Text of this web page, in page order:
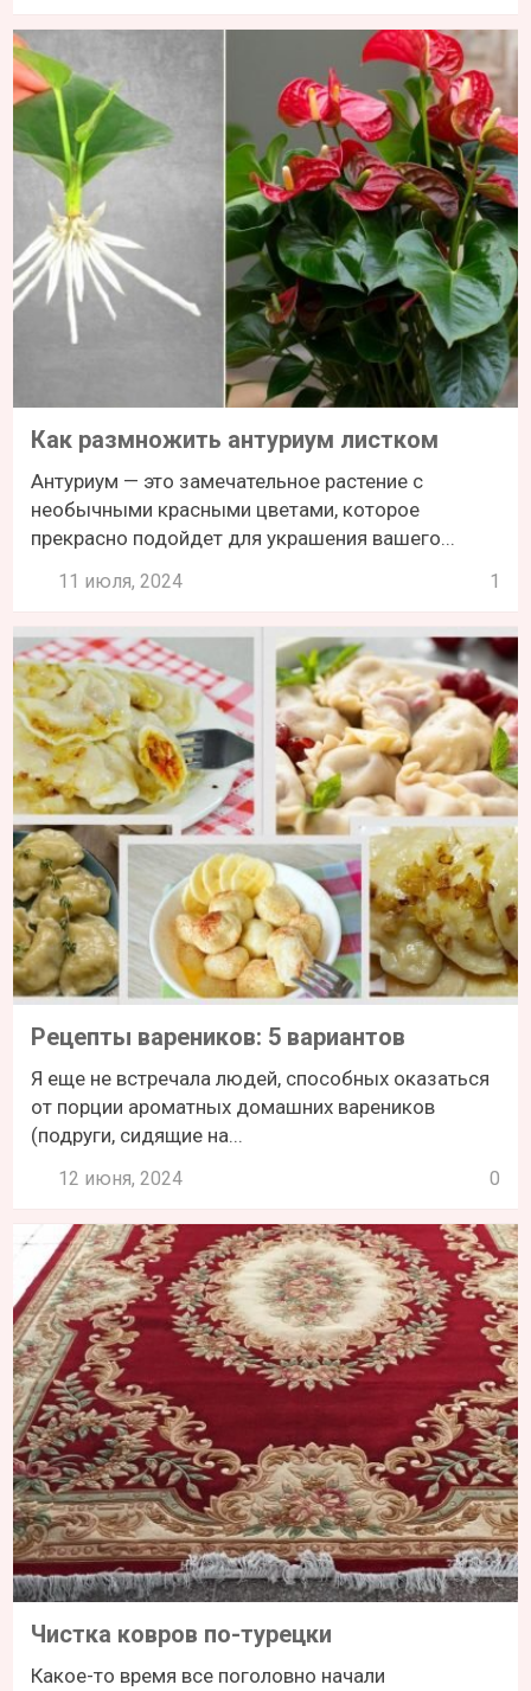
Как размножить антуриум листком
Антуриум — это замечательное растение с
необычными красными цветами, которое
прекрасно подойдет для украшения вашего...
11 июля, 2024 1
Рецепты вареников: 5 вариантов
Я еще не встречала людей, способных оказаться
от порции ароматных домашних вареников
(подруги, сидящие на...
12 июня, 2024 0
Чистка ковров по-турецки
Какое-то время все поголовно начали